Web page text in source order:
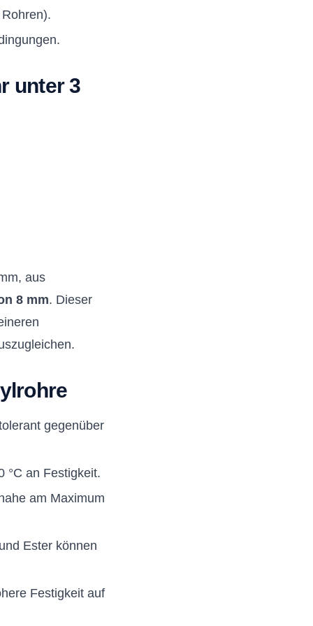
unter 3
aus
8 mm. Dieser
gegenüber
°C an Festigkeit.
am Maximum
Ester können
Festigkeit auf